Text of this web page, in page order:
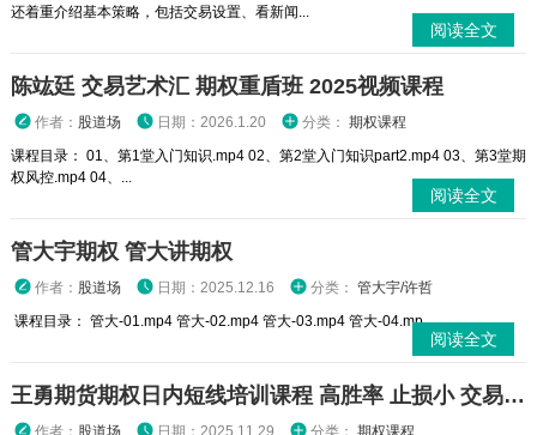
还着重介绍基本策略，包括交易设置、看新闻...
阅读全文
陈竑廷 交易艺术汇 期权重盾班 2025视频课程
作者： 股道场 日期：2026.1.20 分类： 期权课程
课程目录： 01、第1堂入门知识.mp4 02、第2堂入门知识part2.mp4 03、第3堂期
权风控.mp4 04、...
阅读全文
管大宇期权 管大讲期权
作者： 股道场 日期：2025.12.16 分类： 管大宇/许哲
课程目录： 管大-01.mp4 管大-02.mp4 管大-03.mp4 管大-04.mp...
阅读全文
王勇期货期权日内短线培训课程 高胜率 止损小 交易高手
作者： 股道场 日期：2025.11.29 分类： 期权课程